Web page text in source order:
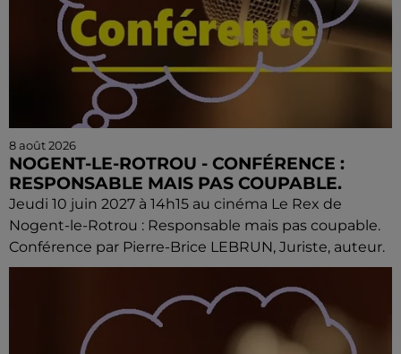
8 août 2026
NOGENT-LE-ROTROU - CONFÉRENCE :
RESPONSABLE MAIS PAS COUPABLE.
Jeudi 10 juin 2027 à 14h15 au cinéma Le Rex de
Nogent-le-Rotrou : Responsable mais pas coupable.
Conférence par Pierre-Brice LEBRUN, Juriste, auteur.